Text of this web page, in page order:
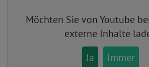
Möchten Sie vonYoutube
externe Inhalte
Ja
Immer